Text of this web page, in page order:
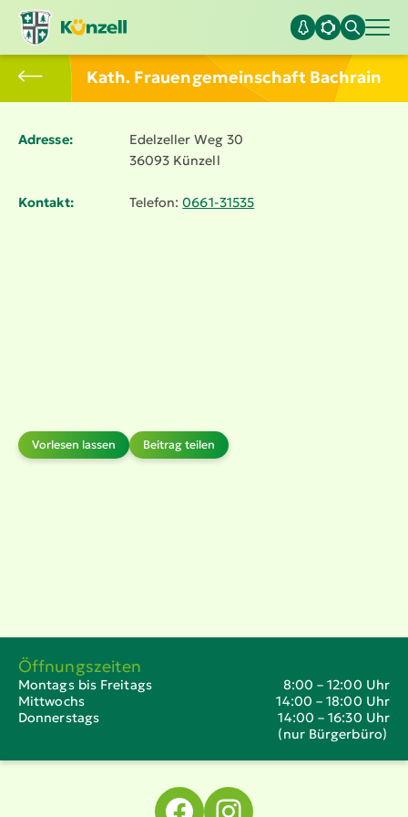
Öffnungszeiten
Montags bis Freitags
8:00 – 12:00 Uhr
Mittwochs
14:00 – 18:00 Uhr
Donnerstags
14:00 – 16:30 Uhr
(nur Bürgerbüro)
Kath. Frauen­gemein­schaft Bachrain
Adresse:
Edelzeller Weg 30
36093 Künzell
Kontakt: Telefon:0661-31535
Vorlesen lassen Beitrag teilen